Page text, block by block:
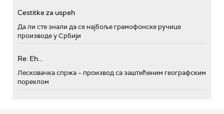
Cestitke za uspeh
Да ли сте знали да се најбоље грамофонске ручице
производе у Србији
Re: Eh...
Лесковачка спржа – производ са заштићеним географским
пореклом